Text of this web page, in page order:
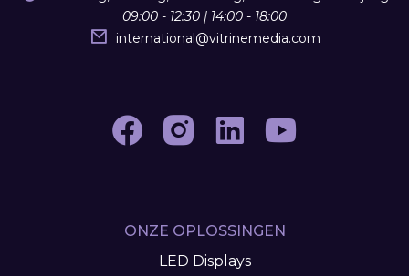
09:00 - 12:30 | 14:00 - 18:00
international@vitrinemedia.com
ONZE OPLOSSINGEN
LED Displays